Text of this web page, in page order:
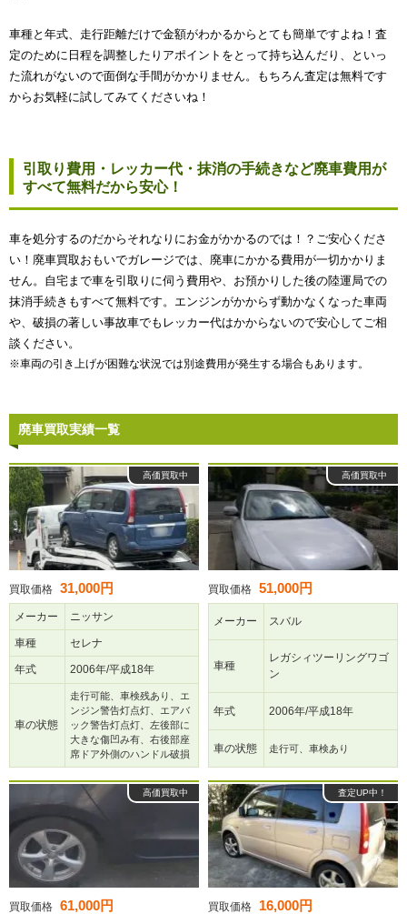
車種と年式、走行距離だけで金額がわかるからとても簡単ですよね！査
定のために日程を調整したりアポイントをとって持ち込んだり、といっ
た流れがないので面倒な手間がかかりません。もちろん査定は無料です
からお気軽に試してみてくださいね！
引取り費用・レッカー代・抹消の手続きなど廃車費用が
すべて無料だから安心！
車を処分するのだからそれなりにお金がかかるのでは！？ご安心くださ
い！廃車買取おもいでガレージでは、廃車にかかる費用が一切かかりま
せん。自宅まで車を引取りに伺う費用や、お預かりした後の陸運局での
抹消手続きもすべて無料です。エンジンがかからず動かなくなった車両
や、破損の著しい事故車でもレッカー代はかからないので安心してご相
談ください。
※車両の引き上げが困難な状況では別途費用が発生する場合もあります。
廃車買取実績一覧
高価買取中
買取価格 31,000円
メーカー ニッサン
車種 セレナ
年式 2006年/平成18年
車の状態
走行可能、車検残あり、エ
ンジン警告灯点灯、エアバ
ック警告灯点灯、左後部に
大きな傷凹み有、右後部座
席ドア外側のハンドル破損
高価買取中
買取価格 51,000円
メーカー スバル
車種
レガシィツーリングワゴ
ン
年式 2006年/平成18年
車の状態 走行可、車検あり
高価買取中
買取価格 61,000円
査定UP中！
買取価格 16,000円